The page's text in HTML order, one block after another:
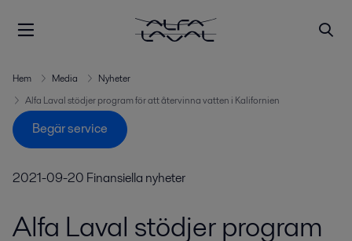
Hem Media
Nyheter
Alfa Laval stödjer program för att återvinna vatten i Kalifornien
Begär service
2021-09-20 Finansiella nyheter
Alfa Laval stödjer program